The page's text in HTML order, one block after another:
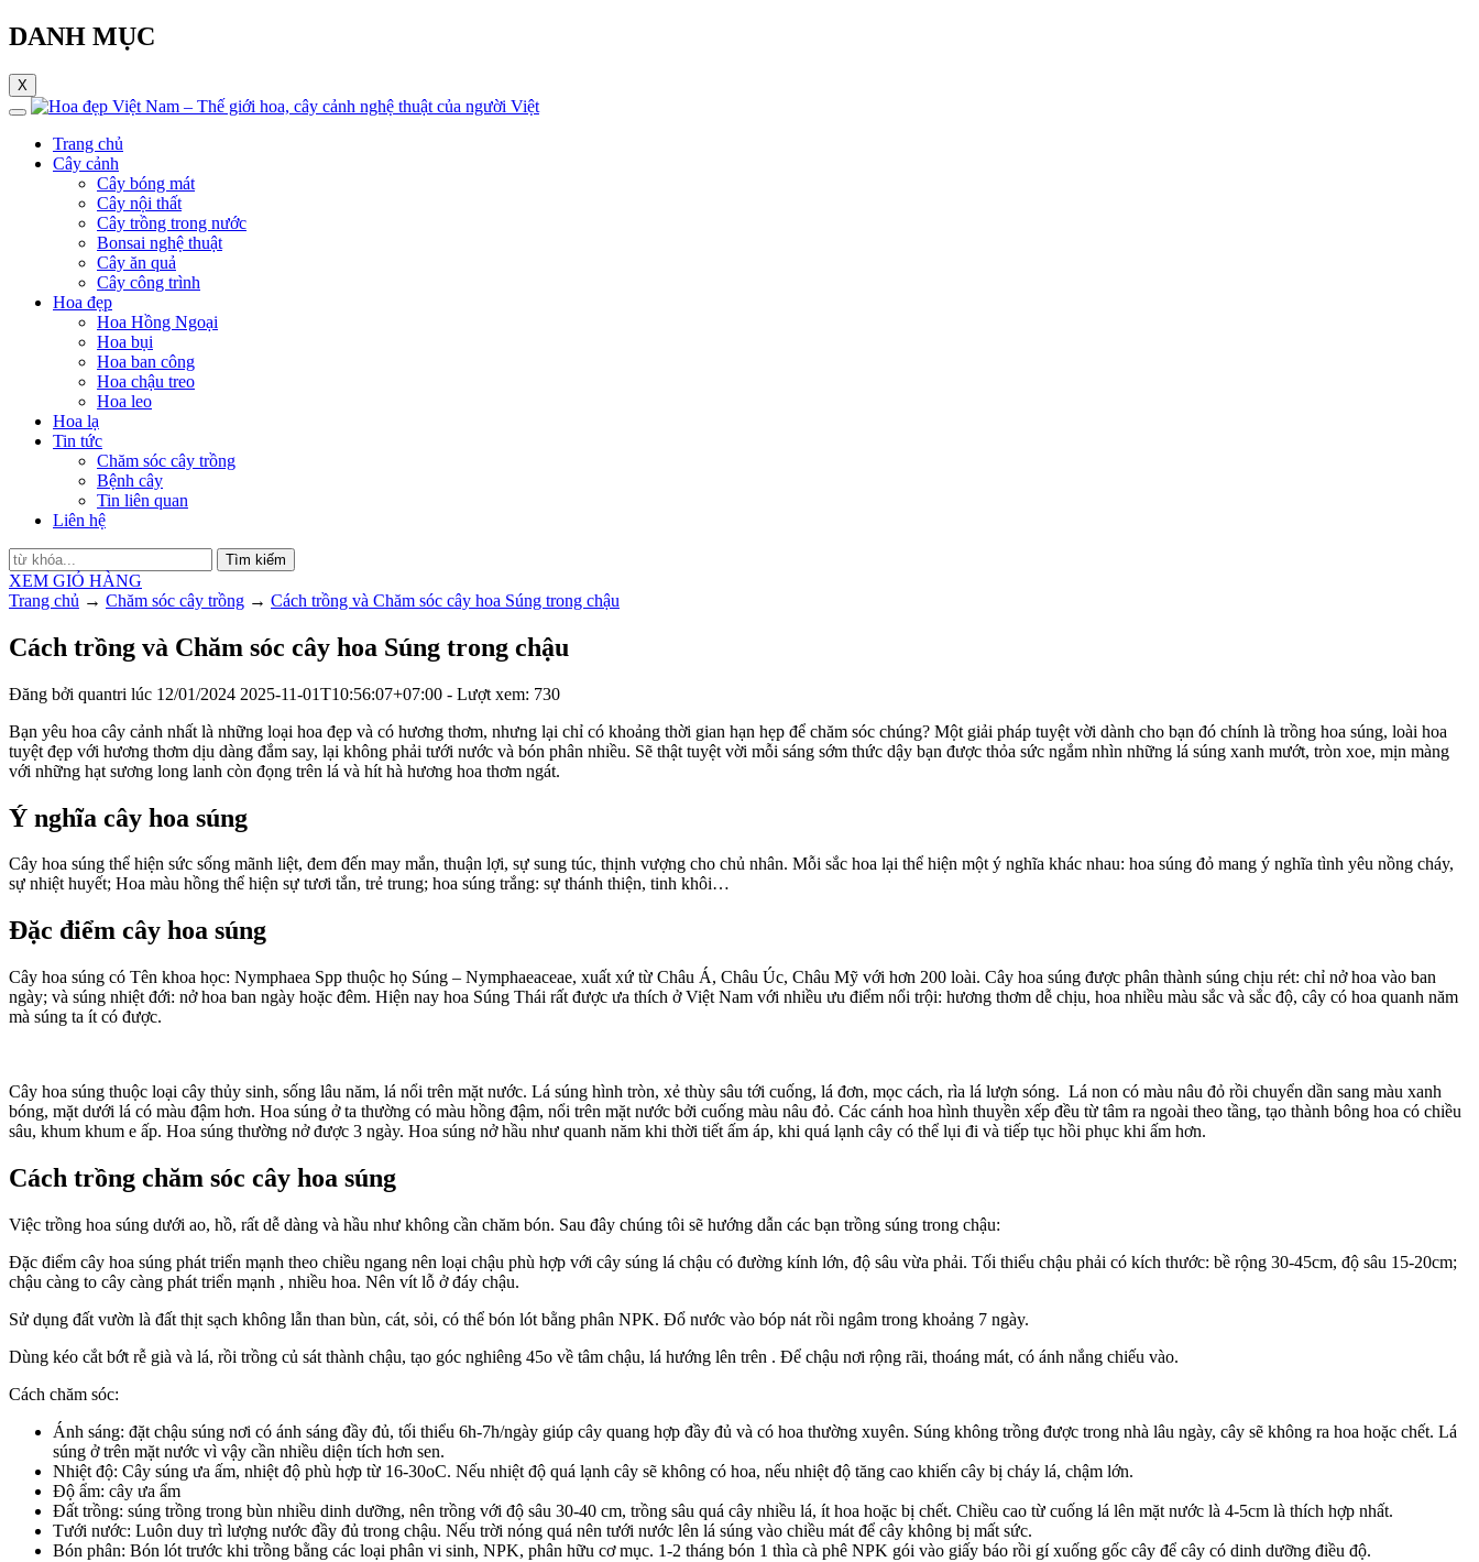
DANH MỤC
X
Trang chủ
Cây cảnh
Cây bóng mát
Cây nội thất
Cây trồng trong nước
Bonsai nghệ thuật
Cây ăn quả
Cây công trình
Hoa đẹp
Hoa Hồng Ngoại
Hoa bụi
Hoa ban công
Hoa chậu treo
Hoa leo
Hoa lạ
Tin tức
Chăm sóc cây trồng
Bệnh cây
Tin liên quan
Liên hệ
Tìm kiếm
XEM GIỎ HÀNG
Trang chủ → Chăm sóc cây trồng → Cách trồng và Chăm sóc cây hoa Súng trong chậu
Cách trồng và Chăm sóc cây hoa Súng trong chậu
Đăng bởi quantri lúc 12/01/2024 2025-11-01T10:56:07+07:00 - Lượt xem: 730
Bạn yêu hoa cây cảnh nhất là những loại hoa đẹp và có hương thơm, nhưng lại chỉ có khoảng thời gian hạn hẹp để chăm sóc chúng? Một giải pháp tuyệt vời dành cho bạn đó chính là trồng hoa súng, loài hoa
tuyệt đẹp với hương thơm dịu dàng đắm say, lại không phải tưới nước và bón phân nhiều. Sẽ thật tuyệt vời mỗi sáng sớm thức dậy bạn được thỏa sức ngắm nhìn những lá súng xanh mướt, tròn xoe, mịn màng
với những hạt sương long lanh còn đọng trên lá và hít hà hương hoa thơm ngát.
Ý nghĩa cây hoa súng
Cây hoa súng thể hiện sức sống mãnh liệt, đem đến may mắn, thuận lợi, sự sung túc, thịnh vượng cho chủ nhân. Mỗi sắc hoa lại thể hiện một ý nghĩa khác nhau: hoa súng đỏ mang ý nghĩa tình yêu nồng cháy,
sự nhiệt huyết; Hoa màu hồng thể hiện sự tươi tắn, trẻ trung; hoa súng trắng: sự thánh thiện, tinh khôi…
Đặc điểm cây hoa súng
Cây hoa súng có Tên khoa học: Nymphaea Spp thuộc họ Súng – Nymphaeaceae, xuất xứ từ Châu Á, Châu Úc, Châu Mỹ với hơn 200 loài. Cây hoa súng được phân thành súng chịu rét: chỉ nở hoa vào ban
ngày; và súng nhiệt đới: nở hoa ban ngày hoặc đêm. Hiện nay hoa Súng Thái rất được ưa thích ở Việt Nam với nhiều ưu điểm nổi trội: hương thơm dễ chịu, hoa nhiều màu sắc và sắc độ, cây có hoa quanh năm
mà súng ta ít có được.
Cây hoa súng thuộc loại cây thủy sinh, sống lâu năm, lá nổi trên mặt nước. Lá súng hình tròn, xẻ thùy sâu tới cuống, lá đơn, mọc cách, rìa lá lượn sóng. Lá non có màu nâu đỏ rồi chuyển dần sang màu xanh
bóng, mặt dưới lá có màu đậm hơn. Hoa súng ở ta thường có màu hồng đậm, nổi trên mặt nước bởi cuống màu nâu đỏ. Các cánh hoa hình thuyền xếp đều từ tâm ra ngoài theo tầng, tạo thành bông hoa có chiều
sâu, khum khum e ấp. Hoa súng thường nở được 3 ngày. Hoa súng nở hầu như quanh năm khi thời tiết ấm áp, khi quá lạnh cây có thể lụi đi và tiếp tục hồi phục khi ấm hơn.
Cách trồng chăm sóc cây hoa súng
Việc trồng hoa súng dưới ao, hồ, rất dễ dàng và hầu như không cần chăm bón. Sau đây chúng tôi sẽ hướng dẫn các bạn trồng súng trong chậu:
Đặc điểm cây hoa súng phát triển mạnh theo chiều ngang nên loại chậu phù hợp với cây súng lá chậu có đường kính lớn, độ sâu vừa phải. Tối thiểu chậu phải có kích thước: bề rộng 30-45cm, độ sâu 15-20cm;
chậu càng to cây càng phát triển mạnh , nhiều hoa. Nên vít lỗ ở đáy chậu.
Sử dụng đất vườn là đất thịt sạch không lẫn than bùn, cát, sỏi, có thể bón lót bằng phân NPK. Đổ nước vào bóp nát rồi ngâm trong khoảng 7 ngày.
Dùng kéo cắt bớt rễ già và lá, rồi trồng củ sát thành chậu, tạo góc nghiêng 45o về tâm chậu, lá hướng lên trên . Để chậu nơi rộng rãi, thoáng mát, có ánh nắng chiếu vào.
Cách chăm sóc:
Ánh sáng: đặt chậu súng nơi có ánh sáng đầy đủ, tối thiểu 6h-7h/ngày giúp cây quang hợp đầy đủ và có hoa thường xuyên. Súng không trồng được trong nhà lâu ngày, cây sẽ không ra hoa hoặc chết. Lá
súng ở trên mặt nước vì vậy cần nhiều diện tích hơn sen.
Nhiệt độ: Cây súng ưa ấm, nhiệt độ phù hợp từ 16-30oC. Nếu nhiệt độ quá lạnh cây sẽ không có hoa, nếu nhiệt độ tăng cao khiến cây bị cháy lá, chậm lớn.
Độ ẩm: cây ưa ẩm
Đất trồng: súng trồng trong bùn nhiều dinh dưỡng, nên trồng với độ sâu 30-40 cm, trồng sâu quá cây nhiều lá, ít hoa hoặc bị chết. Chiều cao từ cuống lá lên mặt nước là 4-5cm là thích hợp nhất.
Tưới nước: Luôn duy trì lượng nước đầy đủ trong chậu. Nếu trời nóng quá nên tưới nước lên lá súng vào chiều mát để cây không bị mất sức.
Bón phân: Bón lót trước khi trồng bằng các loại phân vi sinh, NPK, phân hữu cơ mục. 1-2 tháng bón 1 thìa cà phê NPK gói vào giấy báo rồi gí xuống gốc cây để cây có dinh dưỡng điều độ.